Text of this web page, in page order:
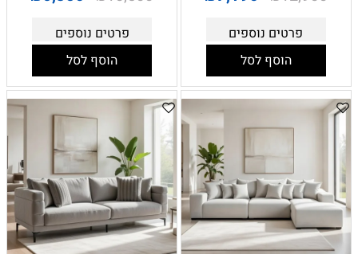
פרטים נוספים
הוסף לסל
פרטים נוספים
הוסף לסל